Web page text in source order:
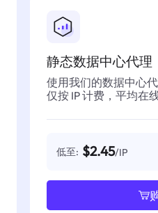
静态数据中心代理
使用我们的数据中心
仅按 IP 计费，平均在
低至: $2.45/IP